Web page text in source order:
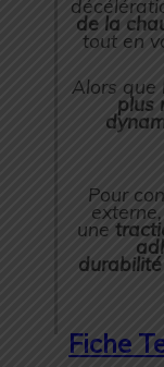
de la
tout en
Alors que
plus
Pour
une
durabilité
Fiche